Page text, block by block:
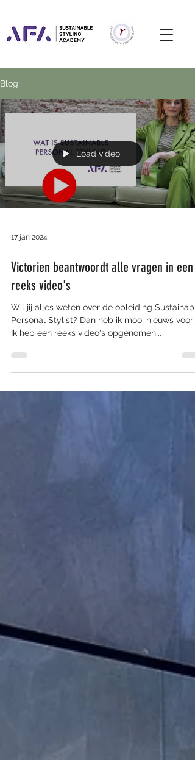
Blog
Load video
17 jan 2024
Victorien beantwoordt alle vragen in een
reeks video's
Wil jij alles weten over de opleiding
Personal Stylist? Dan heb ik mooi nieuws voor
Ik heb een reeks video's opgenomen...